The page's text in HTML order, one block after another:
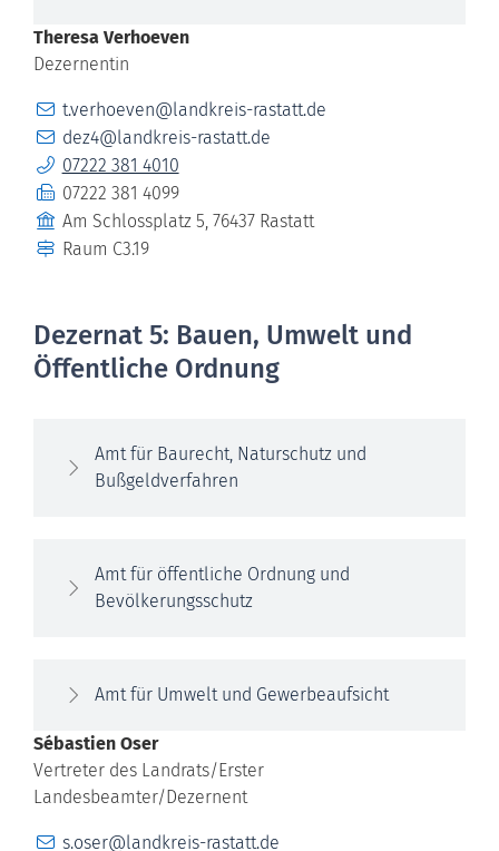
Theresa Verhoeven
Dezernentin
E-Mailt.verhoeven@landkreis-rastatt.de
E-Maildez4@landkreis-rastatt.de
Telefon07222 381 4010
Fax 07222 381 4099
Gebäude
Am Schlossplatz 5, 76437 Rastatt
Raum C3.19
Dezernat 5: Bauen, Umwelt und
Öffentliche Ordnung
Amt für Baurecht, Naturschutz und
Bußgeldverfahren
Amt für öffentliche Ordnung und
Bevölkerungsschutz
Amt für Umwelt und Gewerbeaufsicht
Sébastien Oser
Vertreter des Landrats/Erster
Landesbeamter/Dezernent
E-Mails.oser@landkreis-rastatt.de